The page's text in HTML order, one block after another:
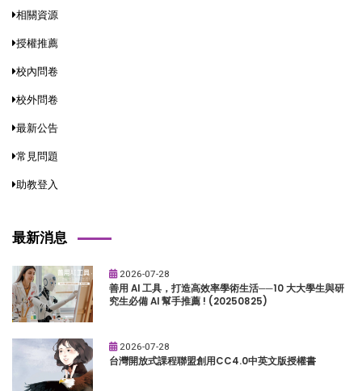
相關資源
授權推薦
校內問卷
校外問卷
最新公告
常見問題
助教登入
最新消息
2026-07-28
善用 AI 工具，打造高效率學術生活──10 大大學生與研
究生必備 AI 幫手推薦 ! (20250825)
2026-07-28
台灣開放式課程聯盟創用CC4.0中英文版授權書